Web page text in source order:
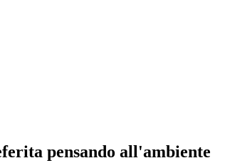
pensando all'ambiente